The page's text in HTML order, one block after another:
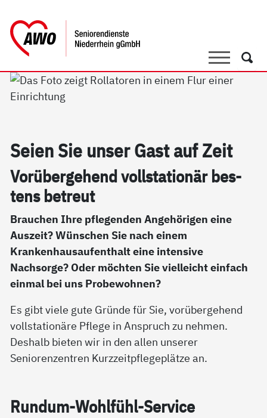
SucheSuche
Sei­en Sie un­ser Gast auf Zeit
Vor­über­ge­hend voll­sta­tio­när bes­
tens be­t­reut
Brauchen Ihre pflegenden Angehörigen eine
Auszeit? Wünschen Sie nach einem
Krankenhausaufenthalt eine intensive
Nachsorge? Oder möchten Sie vielleicht einfach
einmal bei uns Probewohnen?
Es gibt viele gute Gründe für Sie, vorübergehend
vollstationäre Pflege in Anspruch zu nehmen.
Deshalb bieten wir in den allen unserer
Seniorenzentren Kurzzeitpflegeplätze an.
Run­d­um-Wohl­fühl-Ser­vice